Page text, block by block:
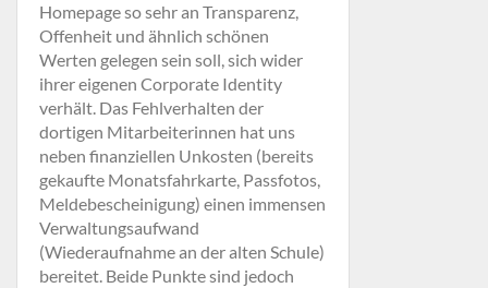
Homepage so sehr an Transparenz,
Offenheit und ähnlich schönen
Werten gelegen sein soll, sich wider
ihrer eigenen Corporate Identity
verhält. Das Fehlverhalten der
dortigen Mitarbeiterinnen hat uns
neben finanziellen Unkosten (bereits
gekaufte Monatsfahrkarte, Passfotos,
Meldebescheinigung) einen immensen
Verwaltungsaufwand
(Wiederaufnahme an der alten Schule)
bereitet. Beide Punkte sind jedoch